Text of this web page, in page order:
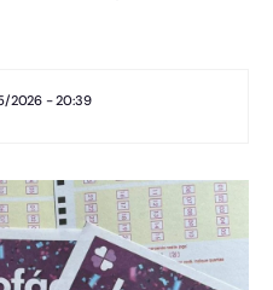
2026 - 20:39